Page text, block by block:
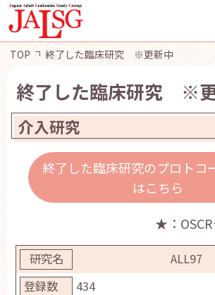
JALSGとは
活動報告
一般・患者様へ
TOP 終了した臨床研究 ※更新中
終了した臨床研究 ※
介入研究
終了した臨床研究のプロトコ
はこちら
★：
ALL97
434